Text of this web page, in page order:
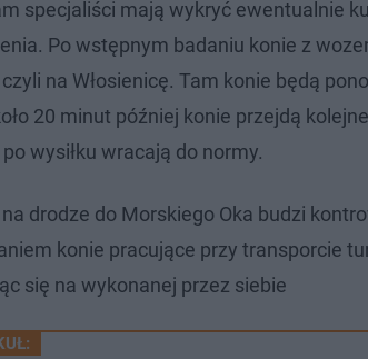
specjaliści mają wykryć ewentualnie
Po wstępnym badaniu konie z
na Włosienicę. Tam konie będą
20 minut później konie przejdą
wysiłku wracają do normy.
drodze do Morskiego Oka budzi
konie pracujące przy transporcie
się na wykonanej przez siebie